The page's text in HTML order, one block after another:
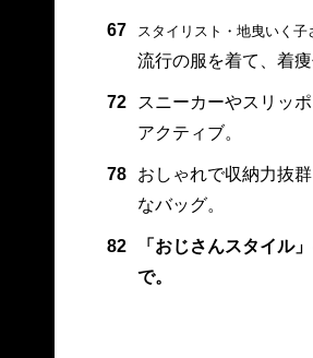
67 スタイリスト・地曳いく子
流行の服を着て、着痩
72
スニーカーやスリッ
アクティブ。
78
おしゃれで収納力抜
なバッグ。
82
「おじさんスタイル
で。